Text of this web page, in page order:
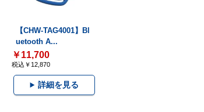
【CHW-TAG4001】Bl
uetooth A...
￥11,700
税込￥12,870
詳細を見る